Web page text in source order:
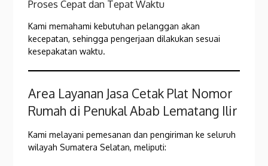
Proses Cepat dan Tepat Waktu
Kami memahami kebutuhan pelanggan akan
kecepatan, sehingga pengerjaan dilakukan sesuai
kesepakatan waktu.
Area Layanan Jasa Cetak Plat Nomor
Rumah di Penukal Abab Lematang Ilir
Kami melayani pemesanan dan pengiriman ke seluruh
wilayah Sumatera Selatan, meliputi: